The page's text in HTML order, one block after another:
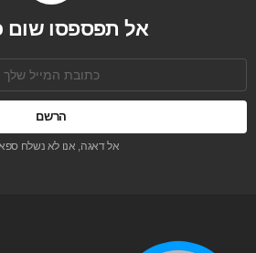
אל תפספסו שום
אל דאגה, אנו לא נשלח